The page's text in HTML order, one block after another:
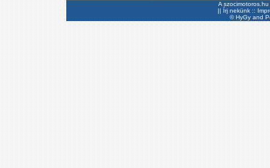
A
|| Írj nekünk ::
©HyGyand